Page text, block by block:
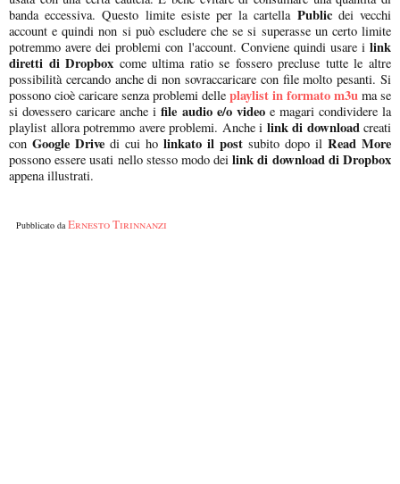
banda eccessiva. Questo limite esiste per la cartella Public dei vecchi
account e quindi non si può escludere che se si superasse un certo limite
potremmo avere dei problemi con l'account. Conviene quindi usare i link
diretti di Dropbox come ultima ratio se fossero precluse tutte le altre
possibilità cercando anche di non sovraccaricare con file molto pesanti. Si
possono cioè caricare senza problemi delle playlist in formato m3u ma se
si dovessero caricare anche ifile audio e/o video e magari condividere la
playlist allora potremmo avere problemi. Anche i link di download creati
con Google Drive di cui ho linkato il post subito dopo il Read More
possono essere usati nello stesso modo dei link di download di Dropbox
appena illustrati.
Pubblicato daErnesto Tirinnanzi